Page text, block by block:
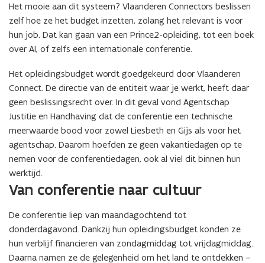
Het mooie aan dit systeem? Vlaanderen Connectors beslissen
zelf hoe ze het budget inzetten, zolang het relevant is voor
hun job. Dat kan gaan van een Prince2-opleiding, tot een boek
over AI, of zelfs een internationale conferentie.
Het opleidingsbudget wordt goedgekeurd door Vlaanderen
Connect. De directie van de entiteit waar je werkt, heeft daar
geen beslissingsrecht over. In dit geval vond Agentschap
Justitie en Handhaving dat de conferentie een technische
meerwaarde bood voor zowel Liesbeth en Gijs als voor het
agentschap. Daarom hoefden ze geen vakantiedagen op te
nemen voor de conferentiedagen, ook al viel dit binnen hun
werktijd.
Van conferentie naar cultuur
De conferentie liep van maandagochtend tot
donderdagavond. Dankzij hun opleidingsbudget konden ze
hun verblijf financieren van zondagmiddag tot vrijdagmiddag.
Daarna namen ze de gelegenheid om het land te ontdekken –